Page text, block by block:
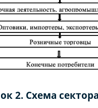
2. Схема